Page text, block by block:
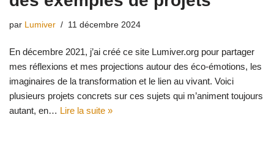
par Lumiver 11 décembre 2024
En décembre 2021, j’ai créé ce site Lumiver.org pour partager
mes réflexions et mes projections autour des éco-émotions, les
imaginaires de la transformation et le lien au vivant. Voici
plusieurs projets concrets sur ces sujets qui m’animent toujours
autant, en… Lire la suite »